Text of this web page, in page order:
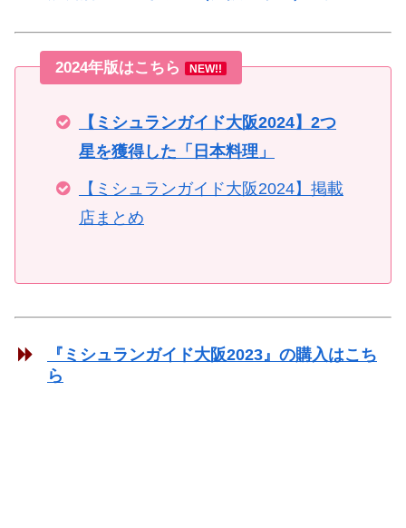
2024年版はこちら NEW!!
【ミシュランガイド大阪2024】2つ
星を獲得した「日本料理」
【ミシュランガイド大阪2024】掲載
店まとめ
『ミシュランガイド大阪2023』の購入はこち
ら